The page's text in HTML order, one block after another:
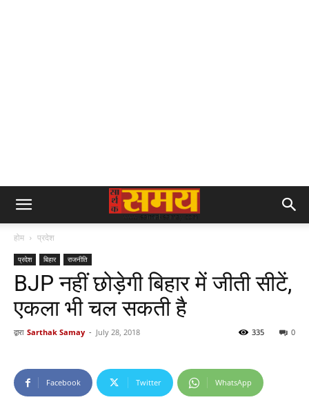
होम प्रदेश
प्रदेश बिहार राजनीति
BJP नहीं छोड़ेगी बिहार में जीती सीटें,
एकला भी चल सकती है
द्वारा Sarthak Samay - July 28, 2018 0
335
Facebook Twitter WhatsApp